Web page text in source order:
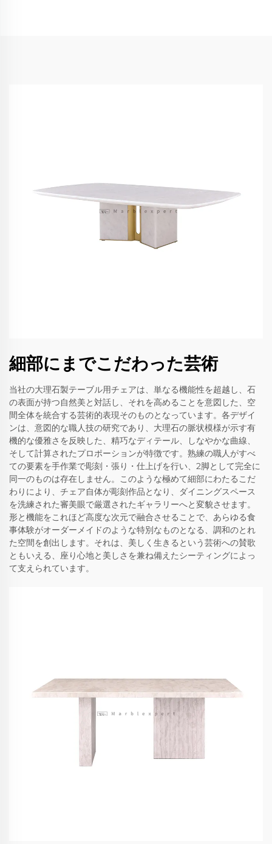
細部にまでこだわった芸術
当社の大理石製テーブル用チェアは、単なる機能性を超越し、石
の表面が持つ自然美と対話し、それを高めることを意図した、空
間全体を統合する芸術的表現そのものとなっています。各デザイ
ンは、意図的な職人技の研究であり、大理石の脈状模様が示す有
機的な優雅さを反映した、精巧なディテール、しなやかな曲線、
そして計算されたプロポーションが特徴です。熟練の職人がすべ
ての要素を手作業で彫刻・張り・仕上げを行い、2脚として完全に
同一のものは存在しません。このような極めて細部にわたるこだ
わりにより、チェア自体が彫刻作品となり、ダイニングスペース
を洗練された審美眼で厳選されたギャラリーへと変貌させます。
形と機能をこれほど高度な次元で融合させることで、あらゆる食
事体験がオーダーメイドのような特別なものとなる、調和のとれ
た空間を創出します。それは、美しく生きるという芸術への賛歌
ともいえる、座り心地と美しさを兼ね備えたシーティングによっ
て支えられています。